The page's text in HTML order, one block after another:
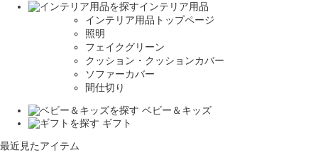
インテリア用品
インテリア用品トップページ
照明
フェイクグリーン
クッション・クッションカバー
ソファーカバー
間仕切り
ベビー＆キッズ
ギフト
最近見たアイテム